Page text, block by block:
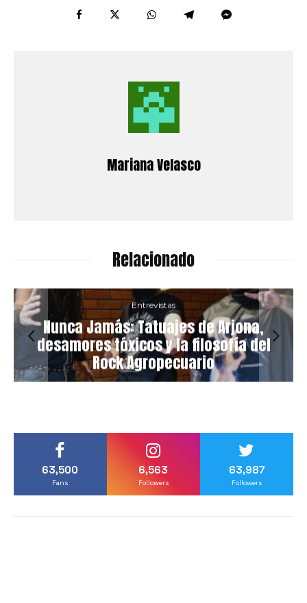
Mariana Velasco
Relacionado
Entrevistas
Nunca Jamás: Tatuajes de Arjona,
desamores tóxicos y la filosofía del
Rock Agropecuario
63,500
Fans
6,563
Followers
63,987
Followers